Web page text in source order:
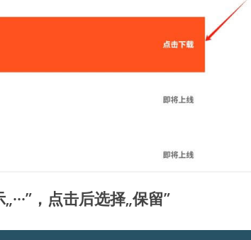
，点击后选择„保留”